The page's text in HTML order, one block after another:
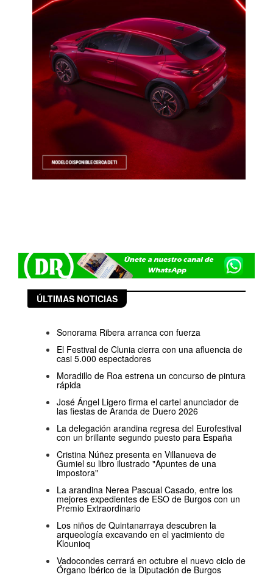
ÚLTIMAS NOTICIAS
Sonorama Ribera arranca con fuerza
El Festival de Clunia cierra con una afluencia de
casi 5.000 espectadores
Moradillo de Roa estrena un concurso de pintura
rápida
José Ángel Ligero firma el cartel anunciador de
las fiestas de Aranda de Duero 2026
La delegación arandina regresa del Eurofestival
con un brillante segundo puesto para España
Cristina Núñez presenta en Villanueva de
Gumiel su libro ilustrado "Apuntes de una
impostora"
La arandina Nerea Pascual Casado, entre los
mejores expedientes de ESO de Burgos con un
Premio Extraordinario
Los niños de Quintanarraya descubren la
arqueología excavando en el yacimiento de
Klounioq
Vadocondes cerrará en octubre el nuevo ciclo de
Órgano Ibérico de la Diputación de Burgos